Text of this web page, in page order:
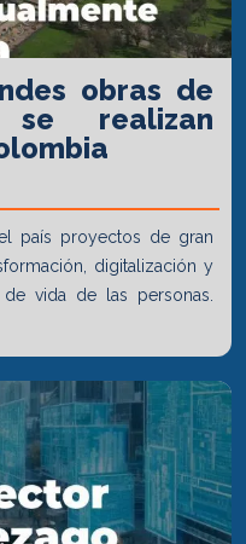
obras de
se realizan
país proyectos de gran
digitalización y
vida de las personas.